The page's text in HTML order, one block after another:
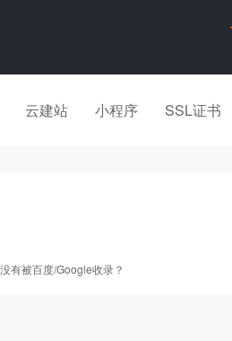
云建站 小程序 SSL证书
有被百度/Google收录？